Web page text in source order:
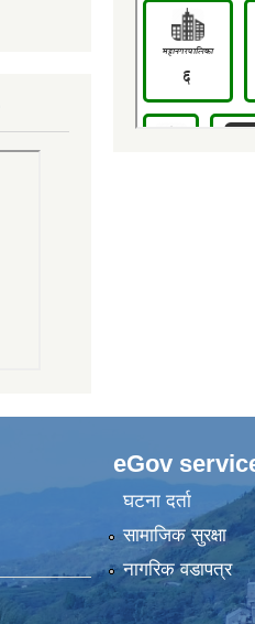
eGov
घटना दर्ता
सामाजिक सुरक्षा
नागरिक वडापत्र